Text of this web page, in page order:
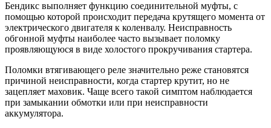
Бендикс выполняет функцию соединительной муфты, с
помощью которой происходит передача крутящего момента от
электрического двигателя к коленвалу. Неисправность
обгонной муфты наиболее часто вызывает поломку
проявляющуюся в виде холостого прокручивания стартера.
Поломки втягивающего реле значительно реже становятся
причиной неисправности, когда стартер крутит, но не
зацепляет маховик. Чаще всего такой симптом наблюдается
при замыкании обмотки или при неисправности
аккумулятора.